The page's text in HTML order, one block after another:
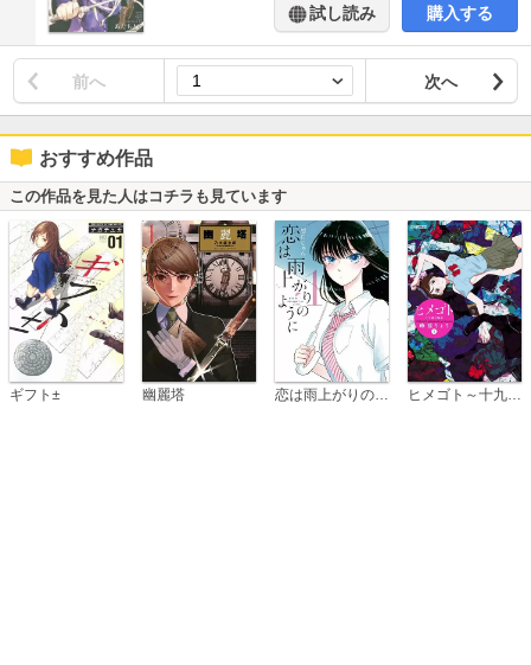
試し読み 購入する
前へ 次へ
おすすめ作品
この作品を見た人はコチラも見ています
ギフト± 幽麗塔 恋は雨上がりのように ヒメゴト～十九歳の制服～